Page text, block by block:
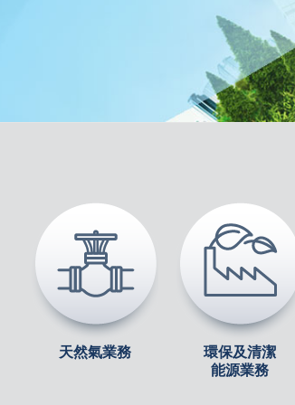
天然氣業務
環保及清潔
能源業務